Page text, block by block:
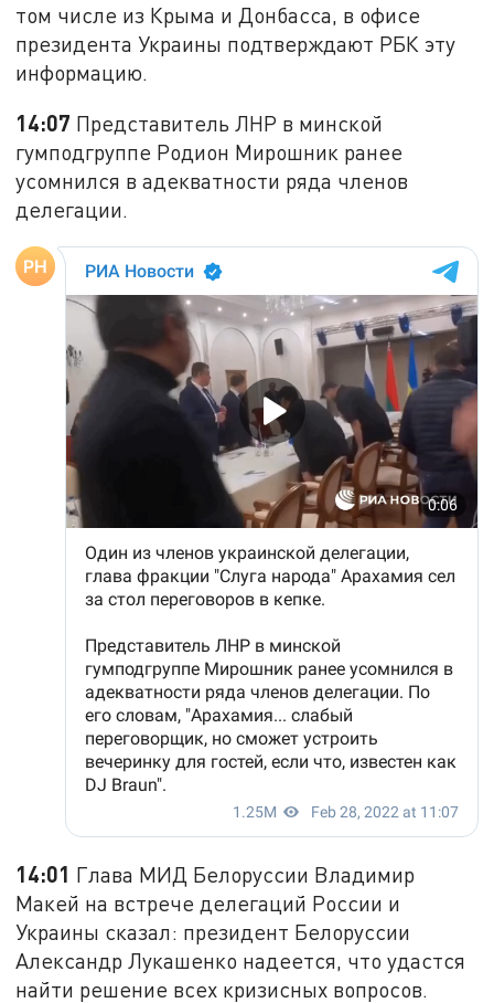
том числе из Крыма и Донбасса, в офисе
президента Украины подтверждают РБК эту
информацию.
14:07 Представитель ЛНР в минской
гумподгруппе Родион Мирошник ранее
усомнился в адекватности ряда членов
делегации.
14:01 Глава МИД Белоруссии Владимир
Макей на встрече делегаций России и
Украины сказал: президент Белоруссии
Александр Лукашенко надеется, что удастся
найти решение всех кризисных вопросов.